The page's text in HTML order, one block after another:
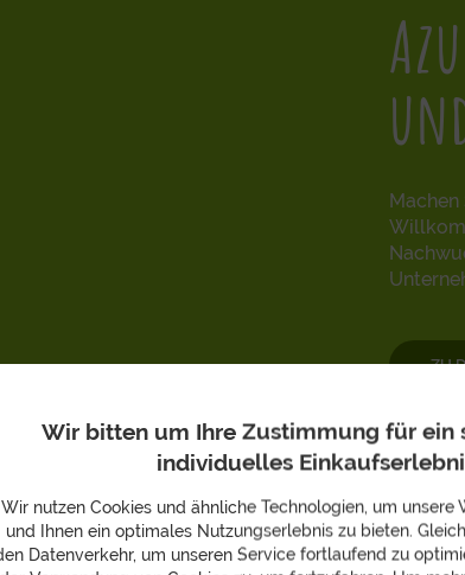
Machen
ZU
Wir bitten um Ihre Zustimmung für ein
individuelles
Wir nutzen Cookies und ähnliche Technologien, um unsere
und Ihnen ein optimales Nutzungserlebnis zu bieten.
Datenverkehr, um unseren Service fortlaufend zu